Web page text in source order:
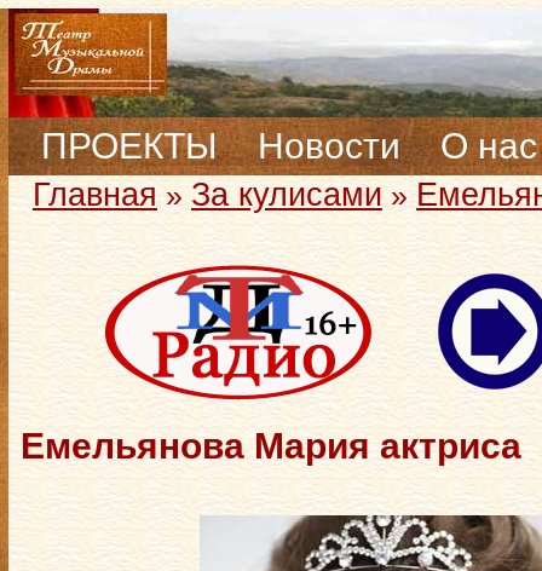
ПРОЕКТЫ Новости О нас
Главная» За кулисами »
Емельянова Мария актриса